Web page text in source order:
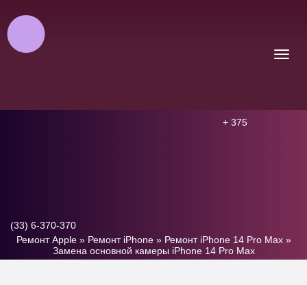
+ 375
(33) 6-370-370
Ремонт Apple» Ремонт iPhone» Ремонт iPhone 14 Pro Max»
Замена основной камеры iPhone 14 Pro Max